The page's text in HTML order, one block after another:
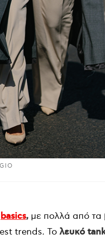
basics, με πολλά από τα
trends. Το λευκό